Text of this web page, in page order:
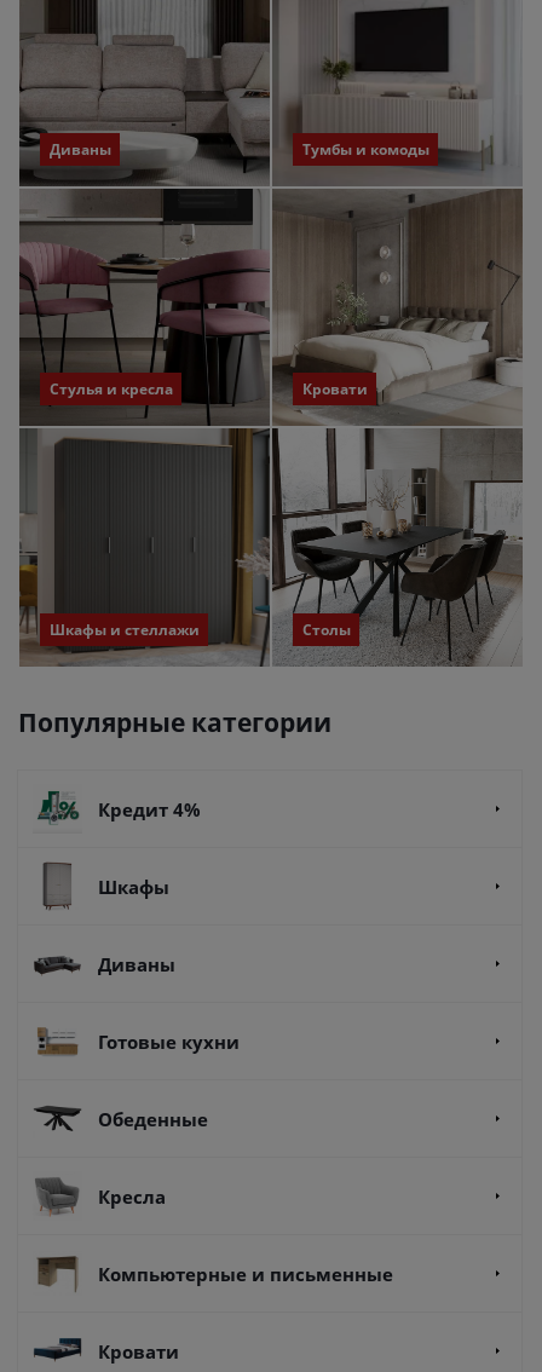
Диваны Тумбы и комоды
Стулья и кресла Кровати
Шкафы и стеллажи Столы
Популярные категории
Кредит 4%
Шкафы
Диваны
Готовые кухни
Обеденные
Кресла
Компьютерные и письменные
Кровати